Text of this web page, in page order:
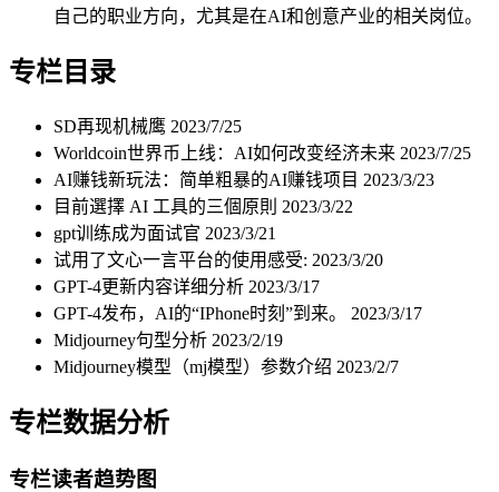
自己的职业方向，尤其是在AI和创意产业的相关岗位。
专栏目录
SD再现机械鹰 2023/7/25
Worldcoin世界币上线：AI如何改变经济未来 2023/7/25
AI赚钱新玩法：简单粗暴的AI赚钱项目 2023/3/23
目前選擇 AI 工具的三個原則 2023/3/22
gpt训练成为面试官 2023/3/21
试用了文心一言平台的使用感受: 2023/3/20
GPT-4更新内容详细分析 2023/3/17
GPT-4发布，AI的“IPhone时刻”到来。 2023/3/17
Midjourney句型分析 2023/2/19
Midjourney模型（mj模型）参数介绍 2023/2/7
专栏数据分析
专栏读者趋势图